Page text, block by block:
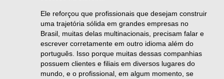
Ele reforçou que profissionais que desejam construir
uma trajetória sólida em grandesempresas no
Brasil, muitas delas multinacionais, precisam falar e
escrever corretamente em outro idioma além do
português. Isso porque muitas dessas companhias
possuem clientes e filiais em diversos lugares do
mundo, e o profissional, em algum momento, se